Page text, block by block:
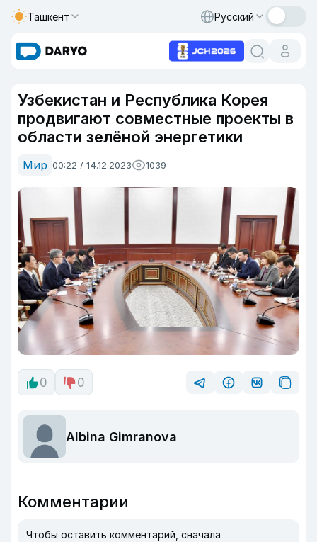
Ташкент Русский
Узбекистан и Республика Корея
продвигают совместные проекты в
области зелёной энергетики
Мир 00:22 / 14.12.2023 1039
0 0
Albina Gimranova
Комментарии
Чтобы оставить комментарий, сначала